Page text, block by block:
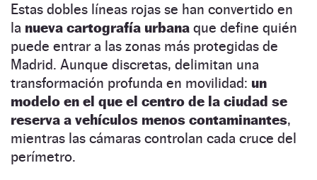
Estas dobles líneas rojas se han convertido en
la nueva cartografía urbana que define quién
puede entrar a las zonas más protegidas de
Madrid. Aunque discretas, delimitan una
transformación profunda en movilidad: un
modelo en el que el centro de la ciudad se
reserva a vehículos menos contaminantes,
mientras las cámaras controlan cada cruce del
perímetro.